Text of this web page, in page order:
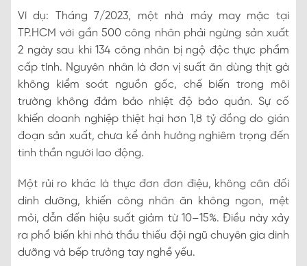
Ví dụ: Tháng 7/2023, một nhà máy may mặc tại
TP.HCM với gần 500 công nhân phải ngừng sản xuất
2 ngày sau khi 134 công nhân bị ngộ độc thực phẩm
cấp tính. Nguyên nhân là đơn vị suất ăn dùng thịt gà
không kiểm soát nguồn gốc, chế biến trong môi
trường không đảm bảo nhiệt độ bảo quản. Sự cố
khiến doanh nghiệp thiệt hại hơn 1,8 tỷ đồng do gián
đoạn sản xuất, chưa kể ảnh hưởng nghiêm trọng đến
tinh thần người lao động.
Một rủi ro khác là thực đơn đơn điệu, không cân đối
dinh dưỡng, khiến công nhân ăn không ngon, mệt
mỏi, dẫn đến hiệu suất giảm từ 10–15%. Điều này xảy
ra phổ biến khi nhà thầu thiếu đội ngũ chuyên gia dinh
dưỡng và bếp trưởng tay nghề yếu.